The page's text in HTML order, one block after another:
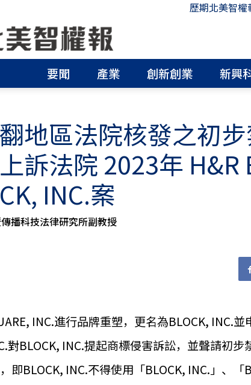
歷期北美智權
申
要聞 產業 創新創業 新興
地區法院核發之初
訴法院 2023年 H&R
INC.案
播科技法律研究所副教授
INC.進行品牌重塑，更名為BLOCK, INC.並
對BLOCK, INC.提起商標侵害訴訟，並聲請初
即BLOCK, INC.不得使用「BLOCK, INC.」、「